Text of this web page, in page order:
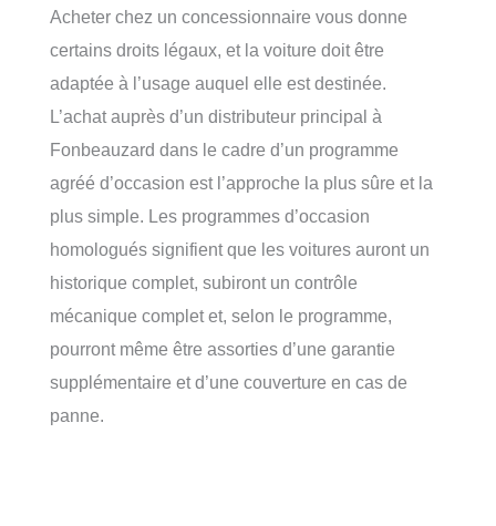
Acheter chez un concessionnaire vous donne
certains droits légaux, et la voiture doit être
adaptée à l’usage auquel elle est destinée.
L’achat auprès d’un distributeur principal à
Fonbeauzard dans le cadre d’un programme
agréé d’occasion est l’approche la plus sûre et la
plus simple. Les programmes d’occasion
homologués signifient que les voitures auront un
historique complet, subiront un contrôle
mécanique complet et, selon le programme,
pourront même être assorties d’une garantie
supplémentaire et d’une couverture en cas de
panne.